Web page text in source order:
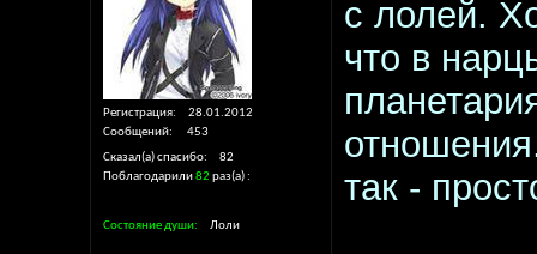
Регистрация
28.01.2012
Сообщений
453
Сказал(а) спасибо
82
Поблагодарили82 раз(а)
Состояние души Лоли
с лолей.
что в
так -